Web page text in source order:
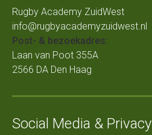
Rugby Academy ZuidWest
info@rugbyacademyzuidwest.nl
Post- & bezoekadres:
Laan van Poot 355A
2566 DA Den Haag
Social Media & Privacy